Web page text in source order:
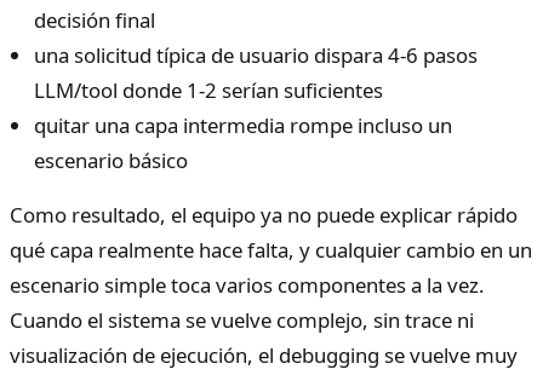
decisión final
una solicitud típica de usuario dispara 4-6 pasos
LLM/tool donde 1-2 serían suficientes
quitar una capa intermedia rompe incluso un
escenario básico
Como resultado, el equipo ya no puede explicar rápido
qué capa realmente hace falta, y cualquier cambio en un
escenario simple toca varios componentes a la vez.
Cuando el sistema se vuelve complejo, sin trace ni
visualización de ejecución, el debugging se vuelve muy